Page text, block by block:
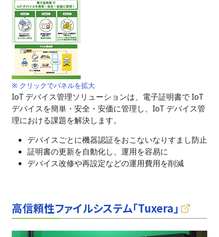
※ クリックでパネルを拡大
IoT デバイス管理ソリューションは、電子証明書で IoT
デバイスを簡単・安全・安価に管理し、IoT デバイス管
理における課題を解決します。
デバイスごとに機器認証をおこないなりすまし防止
証明書の更新を自動化し、運用を容易に
デバイス改修や再設定などの運用費用を削減
高信頼性ファイルシステム「Tuxera」